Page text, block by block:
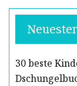
30 beste